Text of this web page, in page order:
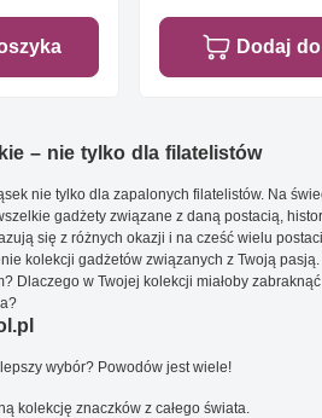
Dodaj
– nie tylko dla filatelistów
nie tylko dla zapalonych filatelistów. Na
gadżety związane z daną postacią,
się z różnych okazji i na cześć wielu
kolekcji gadżetów związanych z Twoją
Dlaczego w Twojej kolekcji miałoby
wybór? Powodów jest wiele!
kolekcję znaczków z całego świata.